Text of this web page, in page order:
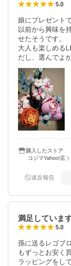
5.0
娘にプレゼント
以前から興味を
せたそうです。
大人も楽しめる
だし、選んでよ
購入したストア
コジマYahoo!店
違反報告
満足していま
5.0
孫に送るレゴブ
もずっとお安く
ラッピングをし